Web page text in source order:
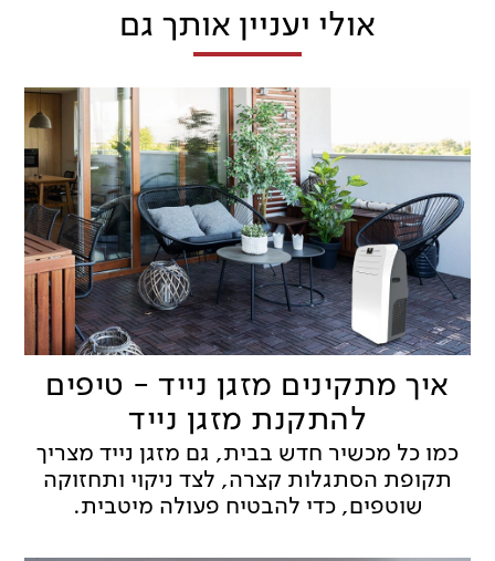
אולי יעניין אותך גם
איך מתקינים מזגן נייד - טיפים
להתקנת מזגן נייד
כמו כל מכשיר חדש בבית, גם מזגן נייד מצריך
תקופת הסתגלות קצרה, לצד ניקוי ותחזוקה
שוטפים, כדי להבטיח פעולה מיטבית.